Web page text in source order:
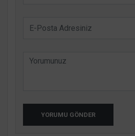
YORUMU GÖNDER